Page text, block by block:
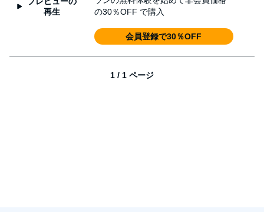
再生
の30％OFF で購入
会員登録で30％OFF
1 / 1 ページ